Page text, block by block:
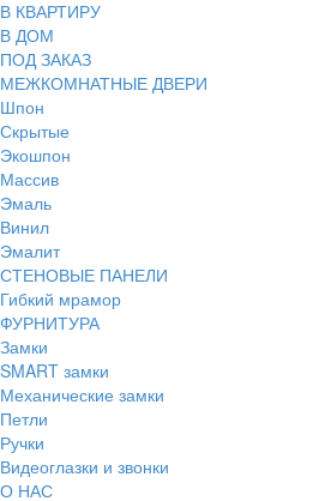
В КВАРТИРУ
В ДОМ
ПОД ЗАКАЗ
МЕЖКОМНАТНЫЕ ДВЕРИ
Шпон
Скрытые
Экошпон
Массив
Эмаль
Винил
Эмалит
СТЕНОВЫЕ ПАНЕЛИ
Гибкий мрамор
ФУРНИТУРА
Замки
SMART замки
Механические замки
Петли
Ручки
Видеоглазки и звонки
О НАС